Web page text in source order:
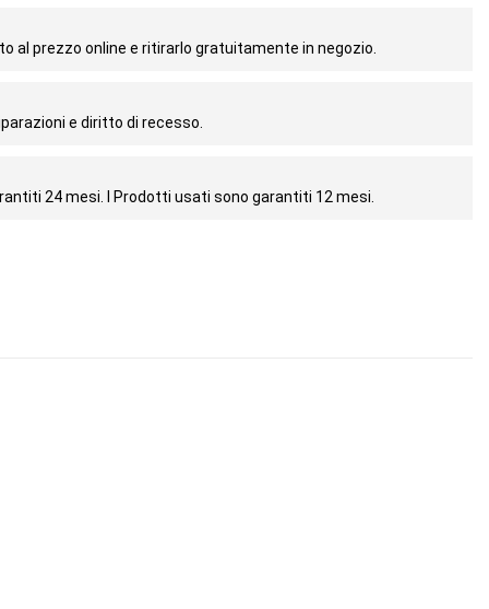
al prezzo online e ritirarlo gratuitamente in negozio.
e diritto di recesso.
24 mesi. I Prodotti usati sono garantiti 12 mesi.